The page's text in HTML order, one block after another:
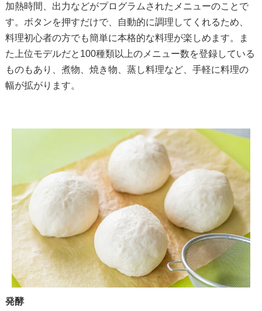
加熱時間、出力などがプログラムされたメニューのことで
す。ボタンを押すだけで、自動的に調理してくれるため、
料理初心者の方でも簡単に本格的な料理が楽しめます。ま
た上位モデルだと100種類以上のメニュー数を登録している
ものもあり、煮物、焼き物、蒸し料理など、手軽に料理の
幅が拡がります。
発酵